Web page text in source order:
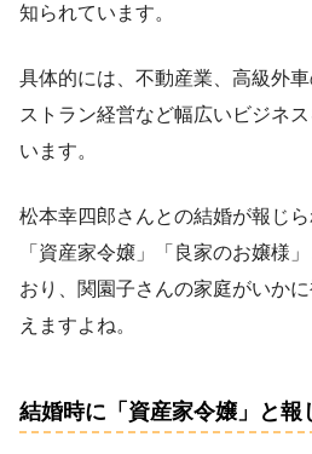
知られています。
具体的には、不動産業、高級外
ストラン経営など幅広いビジネ
います。
松本幸四郎さんとの結婚が報じ
「資産家令嬢」「良家のお嬢様
おり、関園子さんの家庭がいか
えますよね。
結婚時に「資産家令嬢」と報